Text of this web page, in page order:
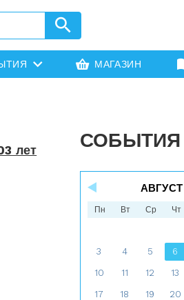
МАГАЗИН
лет СОБЫТИЯ
АВГУСТ
Пн Вт Ср Чт
3 4 5 6
10 11 12 13
17 18 19 20